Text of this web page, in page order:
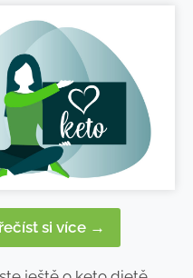
si více →